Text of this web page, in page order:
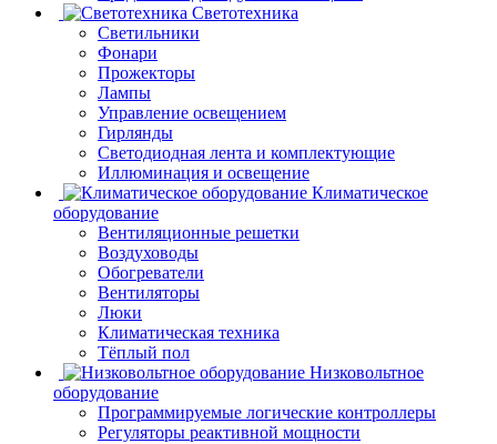
Светотехника
Светильники
Фонари
Прожекторы
Лампы
Управление освещением
Гирлянды
Светодиодная лента и комплектующие
Иллюминация и освещение
Климатическое
оборудование
Вентиляционные решетки
Воздуховоды
Обогреватели
Вентиляторы
Люки
Климатическая техника
Тёплый пол
Низковольтное
оборудование
Программируемые логические контроллеры
Регуляторы реактивной мощности